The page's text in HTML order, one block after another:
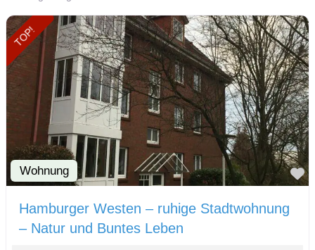
TOP!
Wohnung
Hamburger Westen – ruhige Stadtwohnung
– Natur und Buntes Leben